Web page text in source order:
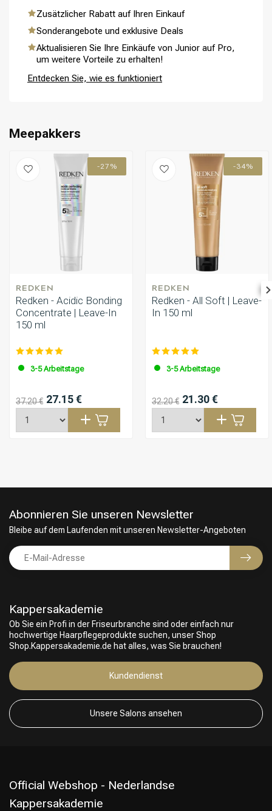
Umformung CombiDeals
Zusätzlicher Rabatt auf Ihren Einkauf
Sonderangebote und exklusive Deals
Aktualisieren Sie Ihre Einkäufe von Junior auf Pro,
um weitere Vorteile zu erhalten!
Entdecken Sie, wie es funktioniert
Meepakkers
-27%
REDKEN
Redken - Acidic Bonding
Concentrate | Leave-In
150 ml
3-5 Arbeitstage
37.20 € 27.15 €
-34%
REDKEN
Redken - All Soft | Leave-
In 150 ml
3-5 Arbeitstage
32.20 € 21.30 €
Kappersakademie
Ob Sie ein Profi in der Friseurbranche sind oder einfach nur
hochwertige Haarpflegeprodukte suchen, unser Shop
Shop.Kappersakademie.de hat alles, was Sie brauchen!
Kundendienst
Unsere Salons ansehen
Abonnieren Sie unseren Newsletter
Bleibe auf dem Laufenden mit unseren Newsletter-Angeboten
Official Webshop - Nederlandse
Kappersakademie